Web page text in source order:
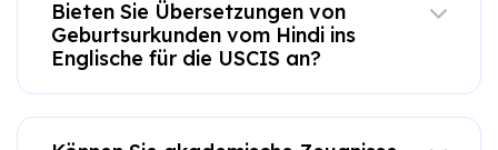
Bieten Sie Übersetzungen von
Geburtsurkunden vom Hindi ins
Englische für die USCIS an?